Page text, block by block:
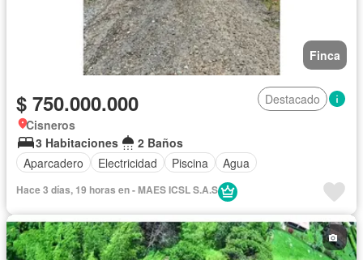
Finca
$ 750.000.000
Destacado
Cisneros
3 Habitaciones
2 Baños
Aparcadero
Electricidad Piscina Agua
Hace 3 días, 19 horas en - MAES ICSL S.A.S